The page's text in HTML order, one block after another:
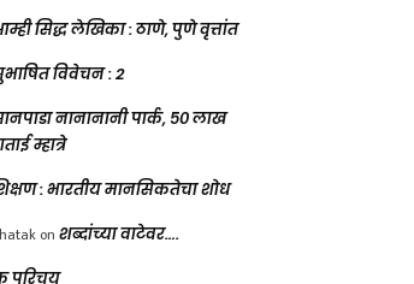
सिद्ध लेखिका : ठाणे, पुणे वृत्तांत
विवेचन : 2
नानानानी पार्क, ५० लाख
म्हात्रे
: भारतीय मानसिकतेचा शोध
on शब्दांच्या वाटेवर….
परिचय